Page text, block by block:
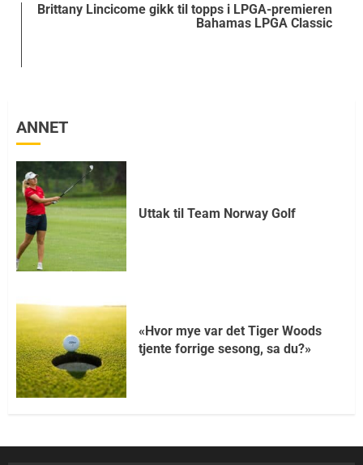
Brittany Lincicome gikk til topps i LPGA-premieren
Bahamas LPGA Classic
ANNET
Uttak til Team Norway Golf
«Hvor mye var det Tiger Woods
tjente forrige sesong, sa du?»